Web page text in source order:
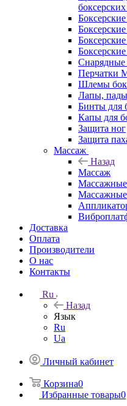
Снарядные
Перчатки
Шлемы
Лапы,
Бинты для
Капы для
Защита ног
Защита
Массаж
Назад
Массаж
Доставка
Оплата
Производители
О нас
Контакты
Ru
Назад
Язык
Ru
Ua
Личный кабинет
Корзина0
Избранные товары0